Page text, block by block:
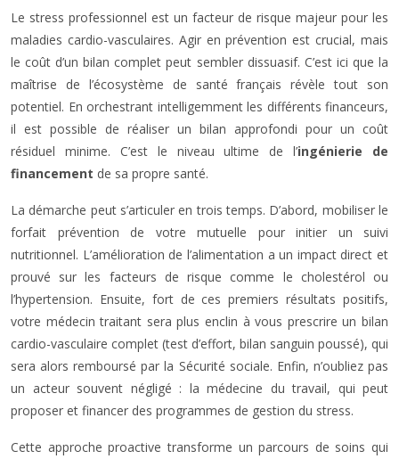
Le stress professionnel est un facteur de risque majeur pour les
maladies cardio-vasculaires. Agir en prévention est crucial, mais
le coût d’un bilan complet peut sembler dissuasif. C’est ici que la
maîtrise de l’écosystème de santé français révèle tout son
potentiel. En orchestrant intelligemment les différents financeurs,
il est possible de réaliser un bilan approfondi pour un coût
résiduel minime. C’est le niveau ultime de l’ingénierie de
financement de sa propre santé.
La démarche peut s’articuler en trois temps. D’abord, mobiliser le
forfait prévention de votre mutuelle pour initier un suivi
nutritionnel. L’amélioration de l’alimentation a un impact direct et
prouvé sur les facteurs de risque comme le cholestérol ou
l’hypertension. Ensuite, fort de ces premiers résultats positifs,
votre médecin traitant sera plus enclin à vous prescrire un bilan
cardio-vasculaire complet (test d’effort, bilan sanguin poussé), qui
sera alors remboursé par la Sécurité sociale. Enfin, n’oubliez pas
un acteur souvent négligé : la médecine du travail, qui peut
proposer et financer des programmes de gestion du stress.
Cette approche proactive transforme un parcours de soins qui